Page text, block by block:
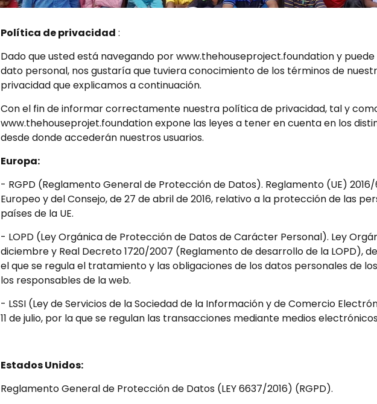
T
é
r
m
i
n
o
s
y
c
o
n
d
Política de privacidad :
Dado que usted está navegando por www.thehouseproject.foundation y
dato personal, nos gustaría que tuviera conocimiento de los términos de
privacidad que explicamos a continuación.
Con el fin de informar correctamente nuestra política de privacidad, tal y
www.thehouseprojet.foundation expone las leyes a tener en cuenta en los
desde donde accederán nuestros usuarios.
Europa:
- RGPD (Reglamento General de Protección de Datos). Reglamento (UE)
Europeo y del Consejo, de 27 de abril de 2016, relativo a la protección de las
países de la UE.
- LOPD (Ley Orgánica de Protección de Datos de Carácter Personal). Ley
diciembre y Real Decreto 1720/2007 (Reglamento de desarrollo de la LOPD),
el que se regula el tratamiento y las obligaciones de los datos personales de
los responsables de la web.
- LSSI (Ley de Servicios de la Sociedad de la Información y de Comercio
11 de julio, por la que se regulan las transacciones mediante medios
Estados Unidos:
Reglamento General de Protección de Datos (LEY 6637/2016) (RGPD).